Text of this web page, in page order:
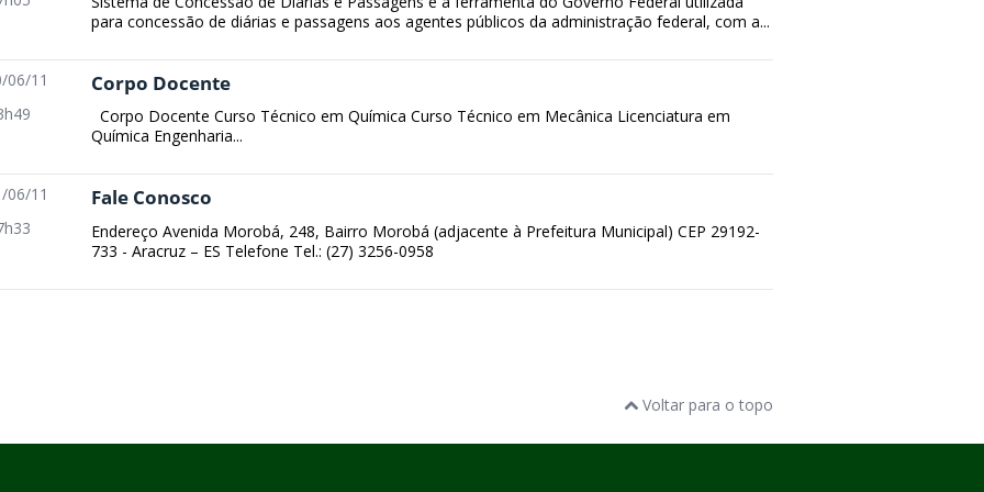
para concessão de diárias e passagens aos agentes públicos da administração federal, com a...
Corpo Docente
Corpo Docente Curso Técnico em Química Curso Técnico em Mecânica Licenciatura em
Química Engenharia...
06/11
Fale Conosco
Endereço Avenida Morobá, 248, Bairro Morobá (adjacente à Prefeitura Municipal) CEP 29192-
733 - Aracruz – ES Telefone Tel.: (27) 3256-0958
06/11
Voltar para o topo